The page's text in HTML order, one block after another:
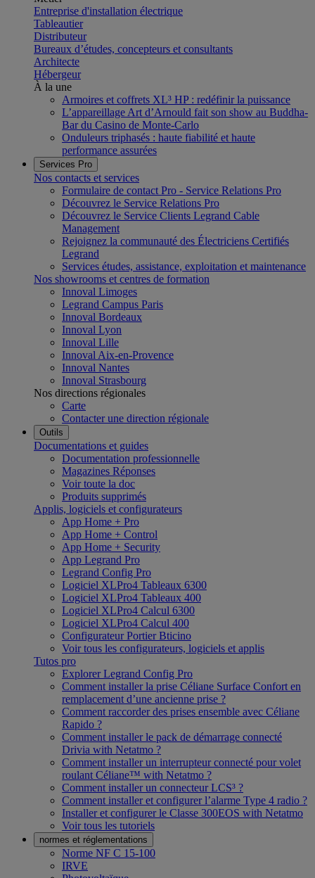
Entreprise d'installation électrique
Tableautier
Distributeur
Bureaux d’études, concepteurs et consultants
Architecte
Hébergeur
À la une
Armoires et coffrets XL³ HP : redéfinir la puissance
L’appareillage Art d’Arnould fait son show au Buddha-
Bar du Casino de Monte-Carlo
Onduleurs triphasés : haute fiabilité et haute
performance assurées
Services Pro
Nos contacts et services
Formulaire de contact Pro - Service Relations Pro
Découvrez le Service Relations Pro
Découvrez le Service Clients Legrand Cable
Management
Rejoignez la communauté des Électriciens Certifiés
Legrand
Services études, assistance, exploitation et maintenance
Nos showrooms et centres de formation
Innoval Limoges
Legrand Campus Paris
Innoval Bordeaux
Innoval Lyon
Innoval Lille
Innoval Aix-en-Provence
Innoval Nantes
Innoval Strasbourg
Nos directions régionales
Carte
Contacter une direction régionale
Outils
Documentations et guides
Documentation professionnelle
Magazines Réponses
Voir toute la doc
Produits supprimés
Applis, logiciels et configurateurs
App Home + Pro
App Home + Control
App Home + Security
App Legrand Pro
Legrand Config Pro
Logiciel XLPro4 Tableaux 6300
Logiciel XLPro4 Tableaux 400
Logiciel XLPro4 Calcul 6300
Logiciel XLPro4 Calcul 400
Configurateur Portier Bticino
Voir tous les configurateurs, logiciels et applis
Tutos pro
Explorer Legrand Config Pro
Comment installer la prise Céliane Surface Confort en
remplacement d’une ancienne prise ?
Comment raccorder des prises ensemble avec Céliane
Rapido ?
Comment installer le pack de démarrage connecté
Drivia with Netatmo ?
Comment installer un interrupteur connecté pour volet
roulant Céliane™ with Netatmo ?
Comment installer un connecteur LCS³ ?
Comment installer et configurer l’alarme Type 4 radio ?
Installer et configurer le Classe 300EOS with Netatmo
Voir tous les tutoriels
normes et réglementations
Norme NF C 15-100
IRVE